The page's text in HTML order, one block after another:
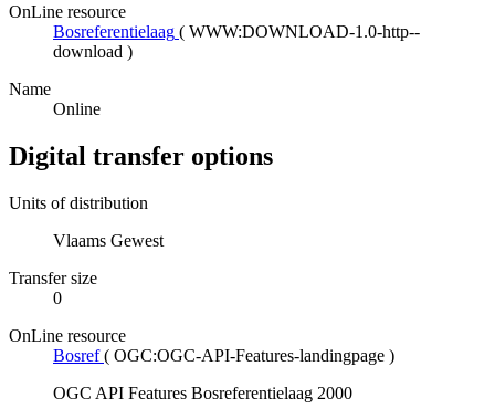
OnLine resource
Bosreferentielaag ( WWW:DOWNLOAD-1.0-http--
download )
Name
Online
Digital transfer options
Units of distribution
Vlaams Gewest
Transfer size
0
OnLine resource
Bosref ( OGC:OGC-API-Features-landingpage )
OGC API Features Bosreferentielaag 2000